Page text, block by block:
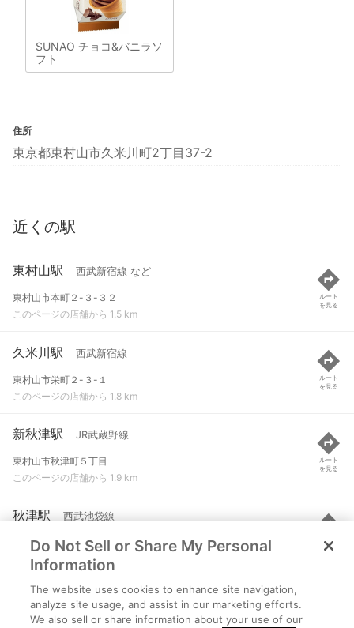
SUNAO チョコ&バニラソ
フト
住所
東京都東村山市久米川町2丁目37-2
近くの駅
東村山駅 西武新宿線 など
東村山市本町２-３-３２
このページの店舗から 1.5 km
ルート
を見る
久米川駅 西武新宿線
東村山市栄町２-３-１
このページの店舗から 1.8 km
ルート
を見る
新秋津駅 JR武蔵野線
東村山市秋津町５丁目
このページの店舗から 1.9 km
ルート
を見る
秋津駅 西武池袋線
東村山市秋津町５-７-８
このページの店舗から 2.1 km
ルート
を見る
八坂駅 西武多摩湖線
東村山市栄町３-１８-１
Do Not Sell or Share My Personal
Information
The website uses cookies to enhance site navigation,
analyze site usage, and assist in our marketing efforts.
We also sell or share information about your use of our